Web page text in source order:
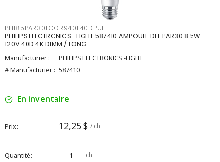
PHI85PAR30LCOR940F40DPUL
PHILIPS ELECTRONICS -LIGHT 587410 AMPOULE DEL PAR30 8.5W
120V 40D 4K DIMM / LONG
Manufacturier :
PHILIPS ELECTRONICS -LIGHT
# Manufacturier : 587410
En inventaire
Prix 12,25 $ / ch
Quantité ch